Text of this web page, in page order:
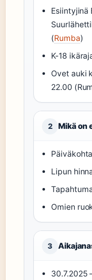
Esiintyjinä
(Rumba)
K-18
Ovet auki
22.00
2 Mikä on
Lipun
Omien
3
30.7.2025